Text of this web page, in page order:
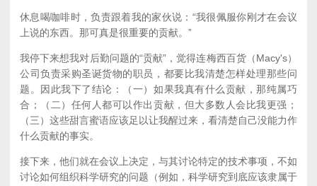
休息喝咖啡时，负责跟着我的家伙说：“我很佩服你刚才在会议
上说的东西。那可真是很重要的贡献。”
我停下来想我对后勤问题的“贡献”，觉得连梅西百货（Macy's）
公司负责采购圣诞货物的职员，都要比我清楚怎样处理那些问
题。因此我下了结论：（一）如果我真有什么贡献，那纯属巧
合；（二）任何人都可以作出贡献，但大多数人会比我更强；
（三）这些甜言蜜语应该足以让我醒过来，看清楚自己没能力作
什么贡献的事实。
接下来，他们就在会议上决定，与其讨论特定的技术事项，不如
讨论如何组织科学研究的问题（例如，科学研究到底应该隶属于